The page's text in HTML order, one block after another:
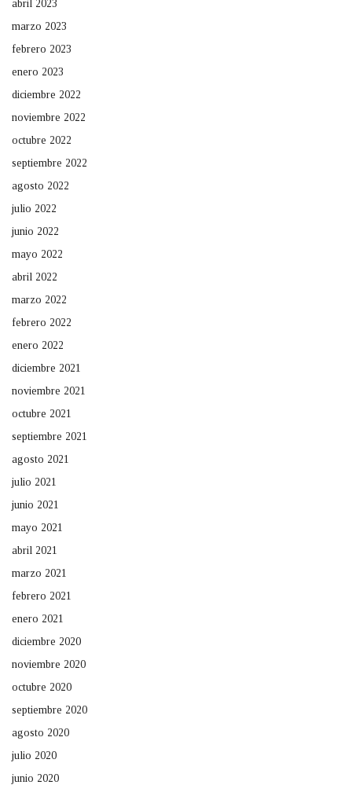
abril 2023
marzo 2023
febrero 2023
enero 2023
diciembre 2022
noviembre 2022
octubre 2022
septiembre 2022
agosto 2022
julio 2022
junio 2022
mayo 2022
abril 2022
marzo 2022
febrero 2022
enero 2022
diciembre 2021
noviembre 2021
octubre 2021
septiembre 2021
agosto 2021
julio 2021
junio 2021
mayo 2021
abril 2021
marzo 2021
febrero 2021
enero 2021
diciembre 2020
noviembre 2020
octubre 2020
septiembre 2020
agosto 2020
julio 2020
junio 2020